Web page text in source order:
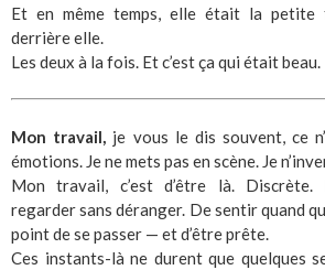
Et en même temps, elle était la petite
derrière elle.
Les deux à la fois. Et c’est ça qui était beau.
Mon travail, je vous le dis souvent, ce
émotions. Je ne mets pas en scène. Je
Mon travail, c’est d’être là.
regarder sans déranger. De sentir quand
point de se passer — et d’être prête.
Ces instants-là ne durent que quelques